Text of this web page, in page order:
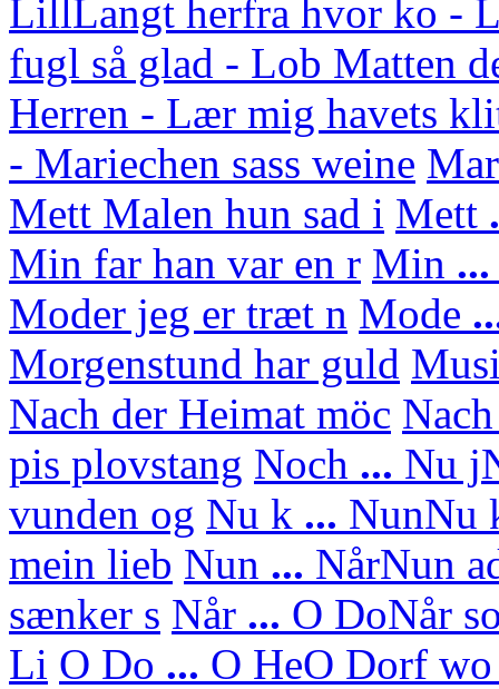
LillLangt herfra hvor ko -
fugl så glad - Lob Matten
Herren - Lær mig havets
- Mariechen sass weine
Mett Malen hun sad i Mett
Min far han var en r Min
Moder jeg er træt n Mode
Morgenstund har guld
Nach der Heimat möc Nach
pis plovstang Noch ... Nu j
vunden og Nu k ... NunNu
mein lieb Nun ... NårNun
sænker s Når ... O DoNår
Li O Do ... O HeO Dorf